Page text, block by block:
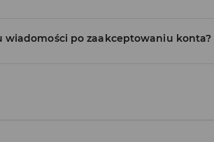
wiadomości po zaakceptowaniu konta?